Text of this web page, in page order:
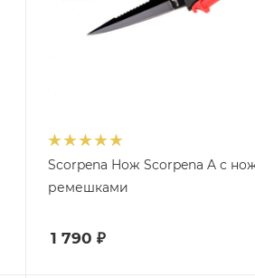
Scorpena Нож Scorpena A с
ремешками
1 790 ₽